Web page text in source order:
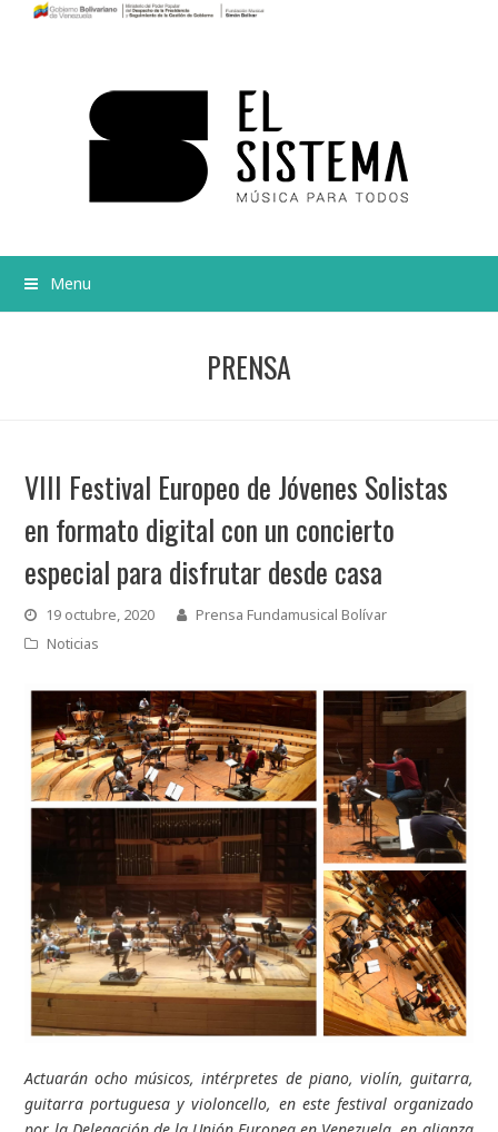
Menu
PRENSA
VIII Festival Europeo de Jóvenes Solistas
en formato digital con un concierto
especial para disfrutar desde casa
19 octubre, 2020
Prensa Fundamusical Bolívar
Noticias
Actuarán ocho músicos, intérpretes de piano, violín, guitarra,
guitarra portuguesa y violoncello, en este festival organizado